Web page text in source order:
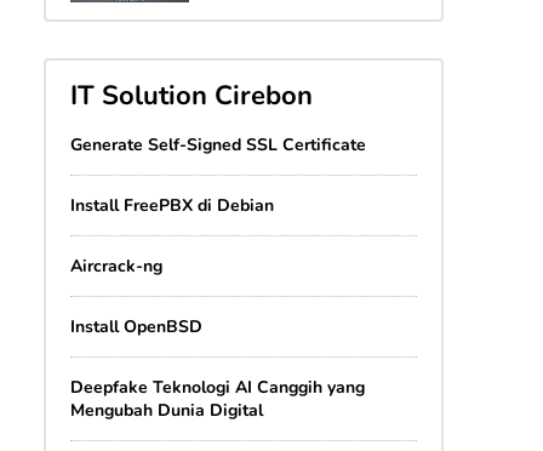
IT Solution Cirebon
Generate Self-Signed SSL Certificate
Install FreePBX di Debian
Aircrack-ng
Install OpenBSD
Deepfake Teknologi AI Canggih yang
Mengubah Dunia Digital